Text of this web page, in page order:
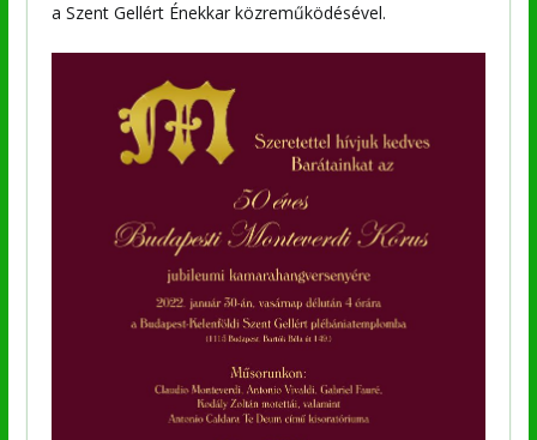
a Szent Gellért Énekkar közreműködésével.